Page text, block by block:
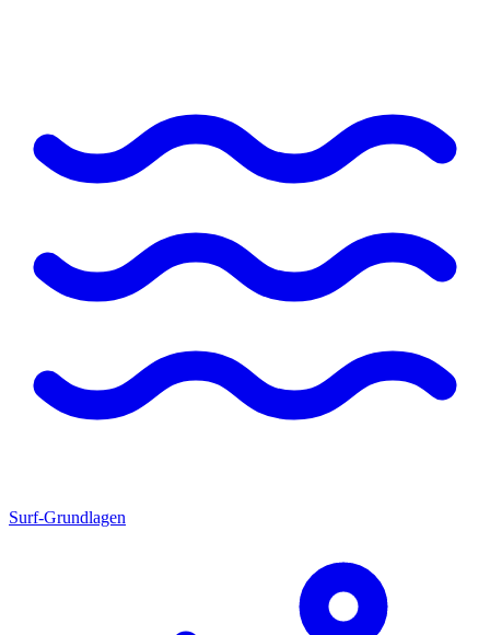
Surf-Grundlagen